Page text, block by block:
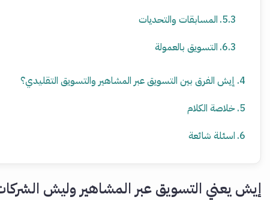
المسابقات والتحديات
التسويق بالعمولة
إيش الفرق بين التسويق عبر المشاهير والتسويق التقليدي؟
خلاصة الكلام
اسئلة شائعة
إيش يعني التسويق عبر المشاهير وليش